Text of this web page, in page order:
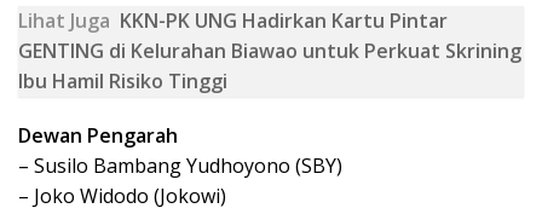
Lihat Juga KKN-PK UNG Hadirkan Kartu Pintar
GENTING di Kelurahan Biawao untuk Perkuat Skrining
Ibu Hamil Risiko Tinggi
Dewan Pengarah
– Susilo Bambang Yudhoyono (SBY)
– Joko Widodo (Jokowi)